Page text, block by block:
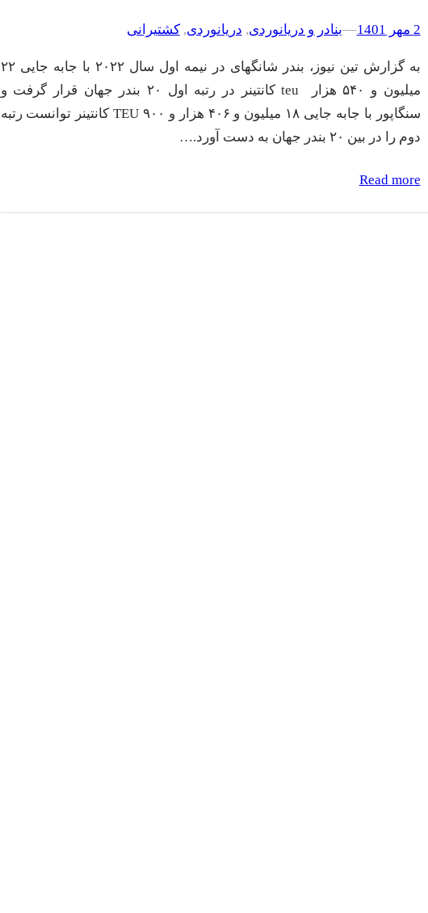
2 مهر 1401 –
–بنادر و دریانوردی, دریانوردی, کشتیرانی
به گزارش تین نیوز، بندر شانگهای در نیمه اول سال ۲۰۲۲ با جابه جایی ۲۲
میلیون و ۵۴۰ هزار teu کانتینر در رتبه اول ۲۰ بندر جهان قرار گرفت و
سنگاپور با جابه جایی ۱۸ میلیون و ۴۰۶ هزار و ۹۰۰ TEU کانتینر توانست رتبه
دوم را در بین ۲۰ بندر جهان به دست آورد.…
Read more